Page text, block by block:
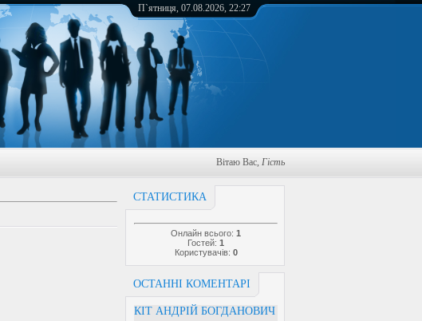
П`ятниця, 07.08.2026, 22:27
Вітаю Вас, Гість
СТАТИСТИКА
Онлайн всього: 1
Гостей: 1
Користувачів: 0
ОСТАННІ КОМЕНТАРІ
КІТ АНДРІЙ БОГДАНОВИЧ